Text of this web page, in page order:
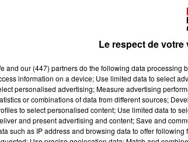
Le respect de
and our (447) partnersdo the following data processing
information on a device; Use limited data to select
personalised advertising; Measure advertising
or combinations of data from different sources;
to select personalised content; Use limited data to
and present advertising and content; Save and
such as IP address and browsing data to offer